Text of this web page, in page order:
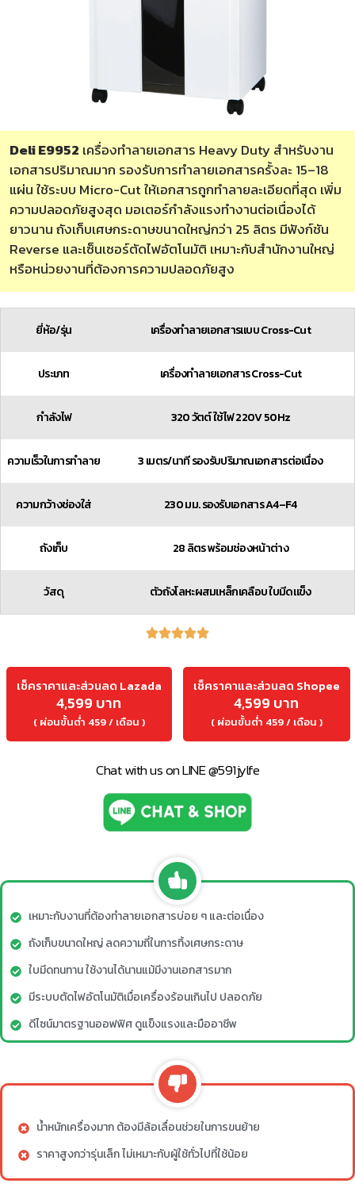
Deli E9952 เครื่องทำลายเอกสาร Heavy Duty สำหรับงาน
เอกสารปริมาณมาก รองรับการทำลายเอกสารครั้งละ 15–18
แผ่น ใช้ระบบ Micro-Cut ให้เอกสารถูกทำลายละเอียดที่สุด เพิ่ม
ความปลอดภัยสูงสุด มอเตอร์กำลังแรงทำงานต่อเนื่องได้
ยาวนาน ถังเก็บเศษกระดาษขนาดใหญ่กว่า 25 ลิตร มีฟังก์ชัน
Reverse และเซ็นเซอร์ตัดไฟอัตโนมัติ เหมาะกับสำนักงานใหญ่
หรือหน่วยงานที่ต้องการความปลอดภัยสูง
ยี่ห้อ/รุ่น เครื่องทำลายเอกสารแบบ Cross-Cut
ประเภท เครื่องทำลายเอกสาร Cross-Cut
กำลังไฟ 320 วัตต์ ใช้ไฟ 220V 50Hz
ความเร็วในการทำลาย 3 เมตร/นาที รองรับปริมาณเอกสารต่อเนื่อง
ความกว้างช่องใส่ 230 มม. รองรับเอกสาร A4–F4
ถังเก็บ 28 ลิตร พร้อมช่องหน้าต่าง
วัสดุ​ ตัวถังโลหะผสมเหล็กเคลือบ ใบมีดแข็ง
เช็คราคาและส่วนลด Lazada
4,599 บาท
( ผ่อนขั้นต่ำ 459 / เดือน )
เช็คราคาและส่วนลด Shopee
4,599 บาท
( ผ่อนขั้นต่ำ 459 / เดือน )
Chat with us on LINE @591jylfe
เหมาะกับงานที่ต้องทำลายเอกสารบ่อย ๆ และต่อเนื่อง
ถังเก็บขนาดใหญ่ ลดความถี่ในการทิ้งเศษกระดาษ
ใบมีดทนทาน ใช้งานได้นานแม้มีงานเอกสารมาก
มีระบบตัดไฟอัตโนมัติเมื่อเครื่องร้อนเกินไป ปลอดภัย
ดีไซน์มาตรฐานออฟฟิศ ดูแข็งแรงและมืออาชีพ
น้ำหนักเครื่องมาก ต้องมีล้อเลื่อนช่วยในการขนย้าย
ราคาสูงกว่ารุ่นเล็ก ไม่เหมาะกับผู้ใช้ทั่วไปที่ใช้น้อย